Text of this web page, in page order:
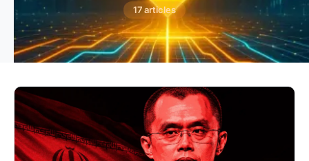
17 articles